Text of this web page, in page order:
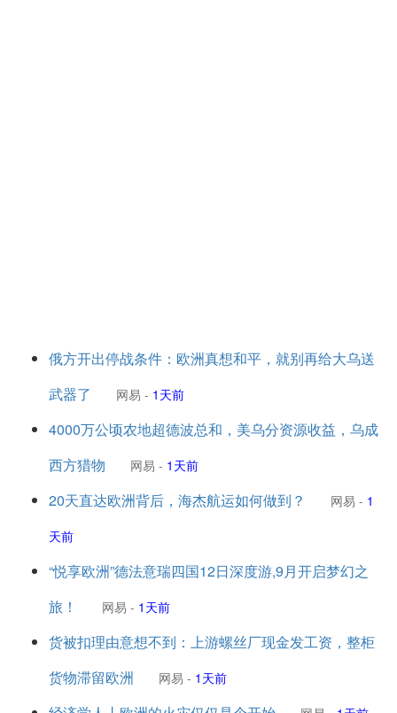
俄方开出停战条件：欧洲真想和平，就别再给大乌送
武器了
网易 - 1天前
4000万公顷农地超德波总和，美乌分资源收益，乌成
西方猎物
网易 - 1天前
20天直达欧洲背后，海杰航运如何做到？ 网易 - 1
天前
“悦享欧洲”德法意瑞四国12日深度游,9月开启梦幻之
旅！
网易 - 1天前
货被扣理由意想不到：上游螺丝厂现金发工资，整柜
货物滞留欧洲
网易 - 1天前